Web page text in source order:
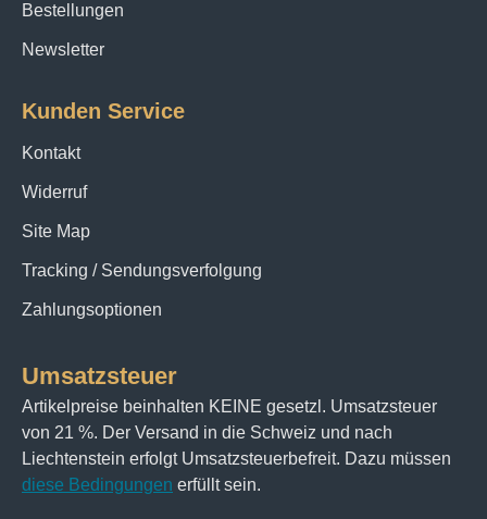
Bestellungen
Newsletter
Kunden Service
Kontakt
Widerruf
Site Map
Tracking / Sendungsverfolgung
Zahlungsoptionen
Umsatzsteuer
Artikelpreise beinhalten KEINE gesetzl. Umsatzsteuer
von 21 %. Der Versand in die Schweiz und nach
Liechtenstein erfolgt Umsatzsteuerbefreit. Dazu müssen
diese Bedingungen erfüllt sein.